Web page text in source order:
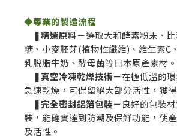
◆專業的製造流程
❚精選原料－選取大和酵素粉末、
糖、小麥胚芽(植物性纖維)、維生素C
乳脫脂牛奶、酵母菌等日本原產素材。
❚真空冷凍乾燥技術－在極低溫的
急速乾燥，可保留絕大部分活性，獲
❚完全密封鋁箔包裝－良好的包裝
裝，能確實達到防潮及保鮮功能，使
及活性。